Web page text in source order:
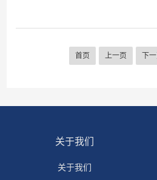
配备了专业的图像处理软件，能够
果，提高测量的准确性和可靠性。
度显微镜，通常采用倒置显微镜的
以照亮被观察的样...
首页 上一页 下
关于我们
关于我们